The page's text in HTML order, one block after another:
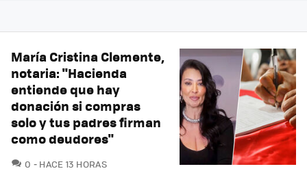
María Cristina Clemente,
notaria: "Hacienda
entiende que hay
donación si compras
solo y tus padres firman
como deudores"
0 COMENTARIOS
HACE 13 HORAS